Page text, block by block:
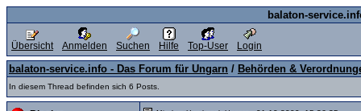
balaton-
Übersicht Anmelden Suchen Hilfe Top-User Login
balaton-service.info - Das Forum für Ungarn / Behörden &
In diesem Thread befinden sich 6 Posts.